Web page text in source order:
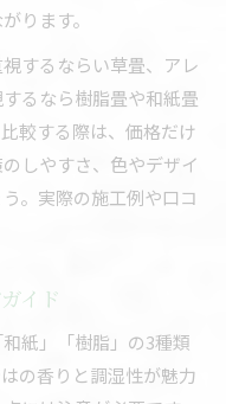
替えで活かす
の賢い判断方法
適性を徹底解説
ぶ秘訣とは
と耐久性の両立法
材とおしゃれな種類
畳替えのコツ
材と選び方解説
び方
ポイントとは
ります。
するならい草畳、アレ
るなら樹脂畳や和紙畳
較する際は、価格だけ
しやすさ、色やデザイ
。実際の施工例や口コ
イド
紙」「樹脂」の3種類
の香りと調湿性が魅力